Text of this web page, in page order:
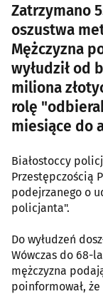
Zatrzymano
oszustwa
Mężczyzna
wyłudził od
miliona
rolę
miesiące do
Białostoccy
Przestępczością
podejrzanego o
policjanta".
Do wyłudzeń
Wówczas do 68-
mężczyzna
poinformował,